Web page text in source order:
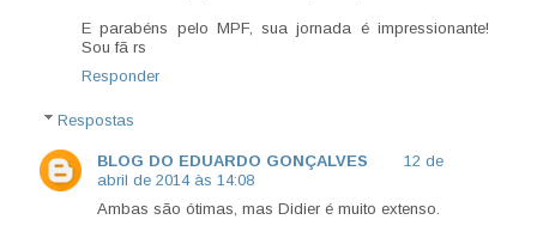
E parabéns pelo MPF, sua jornada é impressionante!
Sou fã rs
Responder
Respostas
BLOG DO EDUARDO GONÇALVES
12 de
abril de 2014 às 14:08
Ambas são ótimas, mas Didier é muito extenso.